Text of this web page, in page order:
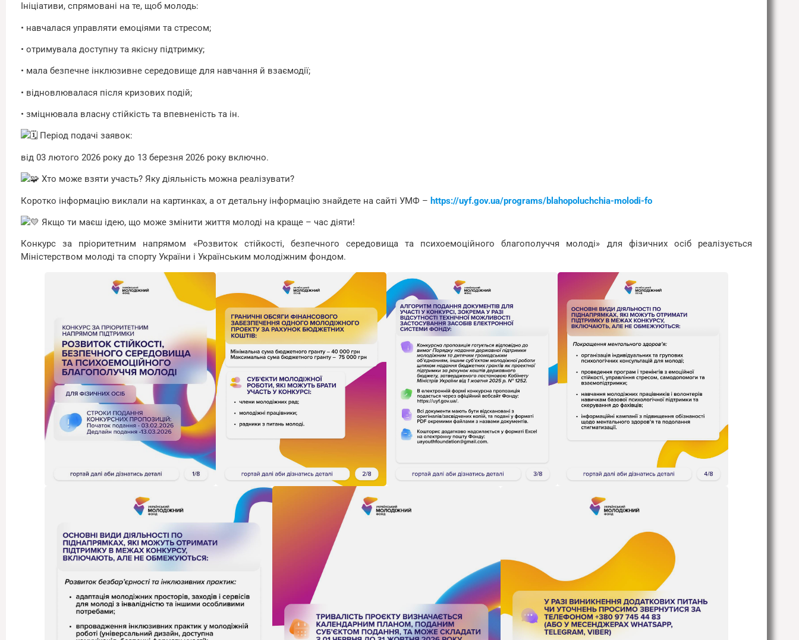
Ініціативи, спрямовані на те, щоб молодь:
• навчалася управляти емоціями та стресом;
• отримувала доступну та якісну підтримку;
• мала безпечне інклюзивне середовище для навчання й взаємодії;
• відновлювалася після кризових подій;
• зміцнювала власну стійкість та впевненість та ін.
Період подачі заявок:
від 03 лютого 2026 року до 13 березня 2026 року включно.
Хто може взяти участь? Яку діяльність можна реалізувати?
Коротко інформацію виклали на картинках, а от детальну інформацію знайдете на сайті УМФ – https://uyf.gov.ua/programs/blahopoluchchia-molodi-fo
Якщо ти маєш ідею, що може змінити життя молоді на краще – час діяти!
Конкурс за пріоритетним напрямом «Розвиток стійкості, безпечного середовища та психоемоційного благополуччя молоді» для фізичних осіб реалізується
Міністерством молоді та спорту України і Українським молодіжним фондом.